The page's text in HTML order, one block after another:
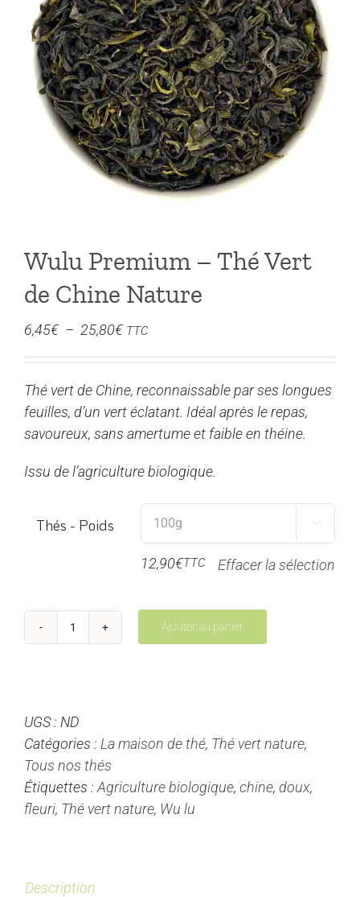
Wulu Premium – Thé Vert
de Chine Nature
6,45€ – 25,80€Plage
6,45€
à
25,80€
TTC
Thé vert de Chine, reconnaissable par ses longues
feuilles, d’un vert éclatant. Idéal après le repas,
savoureux, sans amertume et faible en théine.
Issu de l’agriculture biologique.
Thés - Poids 
12,90€TTC Effacer la sélection
quantité
-
Thé
Vert
de
Chine
Ajouter au panier
UGS : ND
Catégories : La maison de thé, Thé vert nature,
Tous nos thés
Étiquettes : Agriculture biologique, chine, doux,
fleuri, Thé vert nature, Wu lu
Description